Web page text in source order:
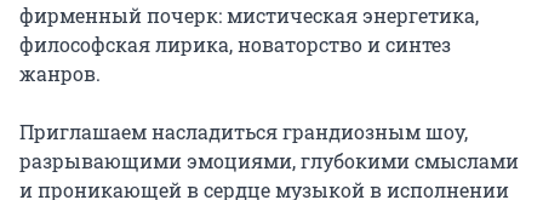
фирменный почерк: мистическая энергетика,
философская лирика, новаторство и синтез
жанров.
Приглашаем насладиться грандиозным шоу,
разрывающими эмоциями, глубокими смыслами
и проникающей в сердце музыкой в исполнении